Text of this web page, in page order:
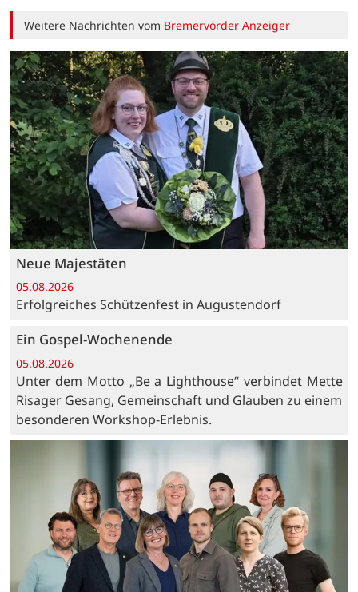
Weitere Nachrichten vom Bremervörder Anzeiger
Neue Majestäten
05.08.2026
Erfolgreiches Schützenfest in Augustendorf
Ein Gospel-Wochenende
05.08.2026
Unter dem Motto „Be a Lighthouse“ verbindet Mette
Risager Gesang, Gemeinschaft und Glauben zu einem
besonderen Workshop-Erlebnis.